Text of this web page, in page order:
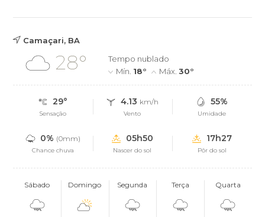
Camaçari, BA
28°
Tempo nublado
Mín. 18° Máx.30°
29°
Sensação
4.13 km/h
Vento
55%
Umidade
0% (0mm)
Chance chuva
05h50
Nascer do sol
17h27
Pôr do sol
Sábado Domingo Segunda Terça Quarta